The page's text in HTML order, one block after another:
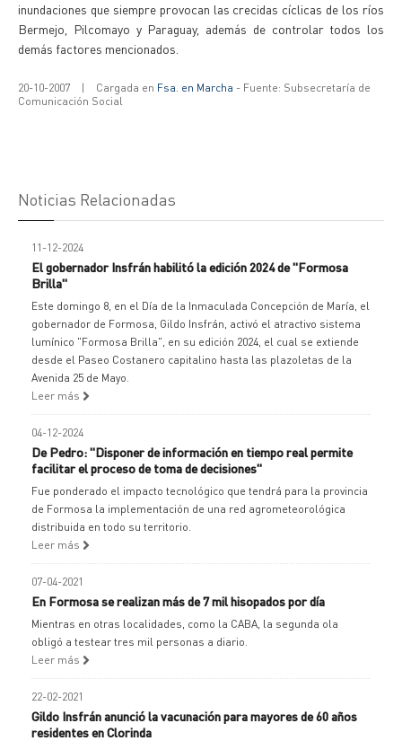
inundaciones que siempre provocan las crecidas cíclicas de los ríos
Bermejo, Pilcomayo y Paraguay, además de controlar todos los
demás factores mencionados.
20-10-2007 | Cargada en Fsa. en Marcha - Fuente: Subsecretaría de
Comunicación Social
Noticias Relacionadas
11-12-2024
El gobernador Insfrán habilitó la edición 2024 de "Formosa
Brilla"
Este domingo 8, en el Día de la Inmaculada Concepción de María, el
gobernador de Formosa, Gildo Insfrán, activó el atractivo sistema
lumínico "Formosa Brilla", en su edición 2024, el cual se extiende
desde el Paseo Costanero capitalino hasta las plazoletas de la
Avenida 25 de Mayo.
Leer más
04-12-2024
De Pedro: "Disponer de información en tiempo real permite
facilitar el proceso de toma de decisiones"
Fue ponderado el impacto tecnológico que tendrá para la provincia
de Formosa la implementación de una red agrometeorológica
distribuida en todo su territorio.
Leer más
07-04-2021
En Formosa se realizan más de 7 mil hisopados por día
Mientras en otras localidades, como la CABA, la segunda ola
obligó a testear tres mil personas a diario.
Leer más
22-02-2021
Gildo Insfrán anunció la vacunación para mayores de 60 años
residentes en Clorinda